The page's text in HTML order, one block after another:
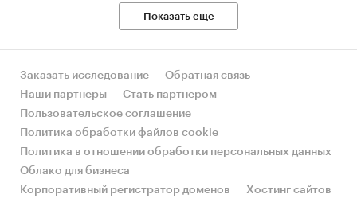
Показать еще
Заказать исследование
Обратная связь
Наши партнеры
Стать партнером
Пользовательское соглашение
Политика обработки файлов cookie
Политика в отношении обработки персональных данных
Облако для бизнеса
Корпоративный регистратор доменов
Хостинг сайтов